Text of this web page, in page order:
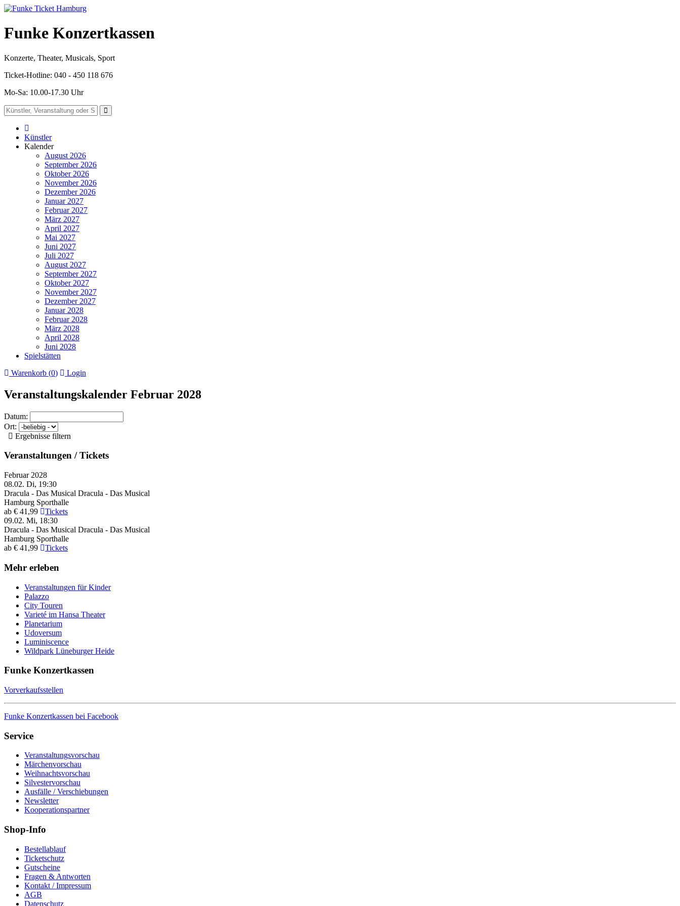
Funke Konzertkassen
Konzerte, Theater, Musicals, Sport
Ticket-Hotline: 040 - 450 118 676
Mo-Sa: 10.00-17.30 Uhr
Künstler
Kalender
August 2026
September 2026
Oktober 2026
November 2026
Dezember 2026
Januar 2027
Februar 2027
März 2027
April 2027
Mai 2027
Juni 2027
Juli 2027
August 2027
September 2027
Oktober 2027
November 2027
Dezember 2027
Januar 2028
Februar 2028
März 2028
April 2028
Juni 2028
Spielstätten
Warenkorb (0) Login
Veranstaltungskalender Februar 2028
Datum:
Ort:
Ergebnisse filtern
Veranstaltungen / Tickets
Februar 2028
08.02. Di, 19:30
Dracula - Das Musical Dracula - Das Musical
Hamburg Sporthalle
ab € 41,99
Tickets
09.02. Mi, 18:30
Dracula - Das Musical Dracula - Das Musical
Hamburg Sporthalle
ab € 41,99
Tickets
Mehr erleben
Veranstaltungen für Kinder
Palazzo
City Touren
Varieté im Hansa Theater
Planetarium
Udoversum
Luminiscence
Wildpark Lüneburger Heide
Funke Konzertkassen
Vorverkaufsstellen
Funke Konzertkassen bei Facebook
Service
Veranstaltungsvorschau
Märchenvorschau
Weihnachtsvorschau
Silvestervorschau
Ausfälle / Verschiebungen
Newsletter
Kooperationspartner
Shop-Info
Bestellablauf
Ticketschutz
Gutscheine
Fragen & Antworten
Kontakt / Impressum
AGB
Datenschutz